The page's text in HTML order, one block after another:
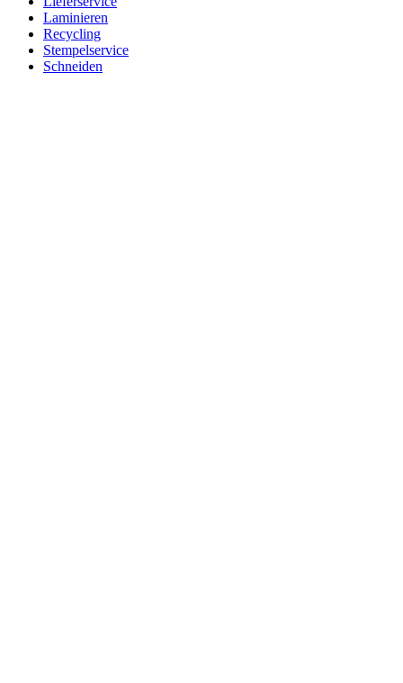
Laminieren
Recycling
Stempelservice
Schneiden